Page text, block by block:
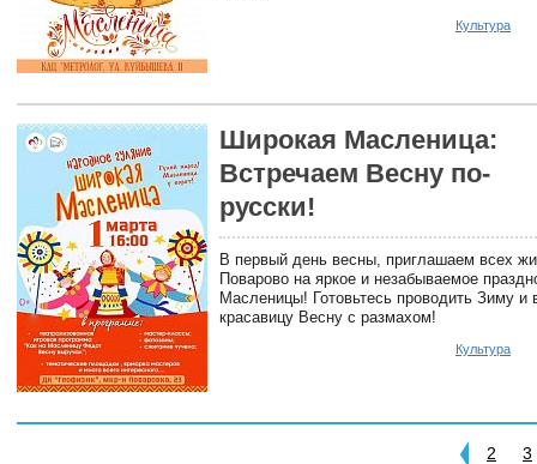
Культура
Широкая Масленица:
Встречаем Весну по-
русски!
В первый день весны, приглашаем всех
Поварово на яркое и незабываемое
Масленицы! Готовьтесь проводить Зиму и
красавицу Весну с размахом!
Культура
2 3